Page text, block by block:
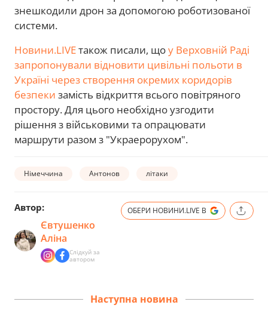
знешкодили дрон за допомогою роботизованої
системи.
Новини.LIVEтакож писали, щоу Верховній Раді
запропонували відновити цивільні польоти в
Україні через створення окремих коридорів
безпеки замість відкриття всього повітряного
простору. Для цього необхідно узгодити
рішення з військовими та опрацювати
маршрути разом з "Украерорухом".
Німеччина Антонов літаки
Автор:
Євтушенко
Аліна
Слідкуй за
автором
ОБЕРИ НОВИНИ.LIVE В
Наступна новина